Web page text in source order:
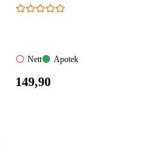
Nett:
tilgjengelig
Nett
Apotek:
Apotek
Pris:
149,90